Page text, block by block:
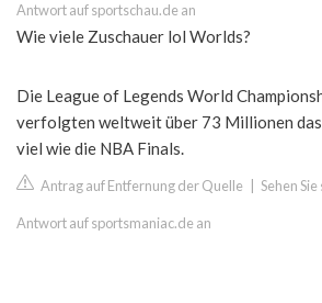
Antwort auf sportschau.de an
Wie viele Zuschauer lol Worlds?
Die League of Legends World
verfolgten weltweit über 73 Millionen das
viel wie die NBA Finals.
Antrag auf Entfernung der Quelle Sehen
Antwort auf sportsmaniac.de an